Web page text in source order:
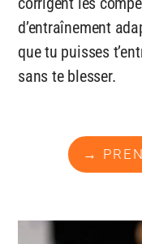
d’entraînement
que tu puisses
sans te blesser.
→